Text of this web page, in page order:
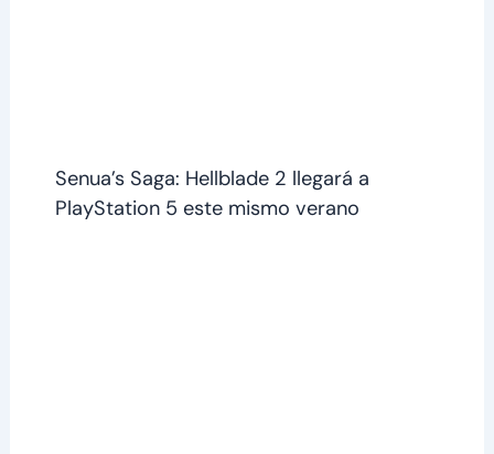
Senua’s Saga: Hellblade 2 llegará a
PlayStation 5 este mismo verano